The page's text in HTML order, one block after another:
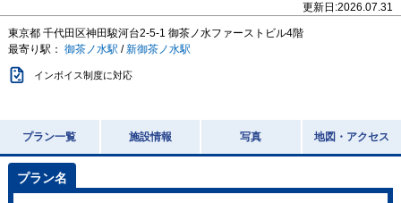
更新日:2026.07.31
東京都 千代田区神田駿河台2-5-1 御茶ノ水ファーストビル4階
最寄り駅： 御茶ノ水駅 /新御茶ノ水駅
インボイス制度に対応
プラン一覧 施設情報 写真 地図・アクセス